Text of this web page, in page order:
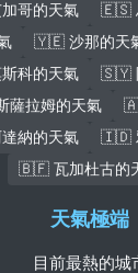
哥的天氣
🇪🇸
🇾🇪 沙那的天
科的天氣
🇸🇾
拉姆的天氣
納的天氣
🇮🇩
🇧🇫 瓦加杜古的
天氣極端
目前最熱的城